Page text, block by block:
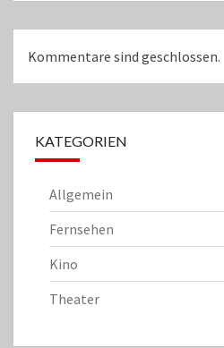
Kommentare sind geschlossen.
KATEGORIEN
Allgemein
Fernsehen
Kino
Theater